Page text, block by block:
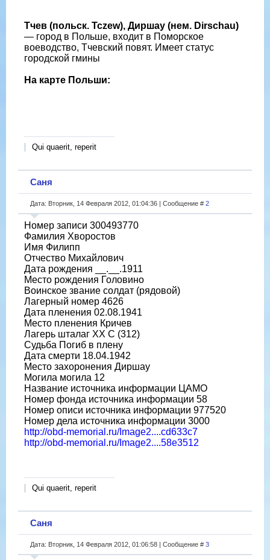
Тчев (польск. Tczew), Диршау (нем. Dirschau)
— город в Польше, входит в Поморское
воеводство, Тчевский повят. Имеет статус
городской гмины
На карте Польши:
Qui quaerit, reperit
Саня
Дата: Вторник, 14 Февраля 2012, 01:04:36 | Сообщение # 2
Номер записи 300493770
Фамилия Хворостов
Имя Филипп
Отчество Михайлович
Дата рождения __.__.1911
Место рождения Головино
Воинское звание солдат (рядовой)
Лагерный номер 4626
Дата пленения 02.08.1941
Место пленения Кричев
Лагерь шталаг XX C (312)
Судьба Погиб в плену
Дата смерти 18.04.1942
Место захоронения Диршау
Могила могила 12
Название источника информации ЦАМО
Номер фонда источника информации 58
Номер описи источника информации 977520
Номер дела источника информации 3000
http://obd-memorial.ru/Image2....cd633c7
http://obd-memorial.ru/Image2....58e3512
Qui quaerit, reperit
Саня
Дата: Вторник, 14 Февраля 2012, 01:06:58 | Сообщение # 3